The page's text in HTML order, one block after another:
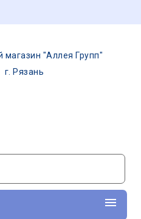
магазин "Аллея Групп"
г. Рязань